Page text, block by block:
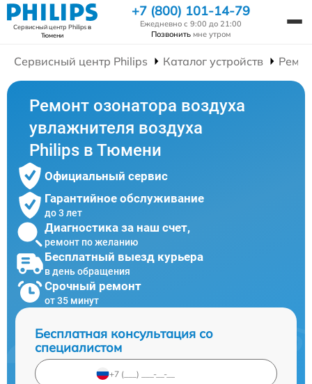
Сервисный центр Philipsв
Тюмени
+7 (800) 101-14-79
Ежедневно с 9:00 до 21:00
Позвонить мне утром
Сервисный центр Philips Каталог устройств
Ремонт озонатора воздуха
увлажнителя воздуха
Philips в Тюмени
Официальный сервис
Гарантийное обслуживание
до 3 лет
Диагностика за наш счет,
ремонт по желанию
Бесплатный выезд курьера
в день обращения
Срочный ремонт
от 35 минут
Бесплатная консультация со
специалистом